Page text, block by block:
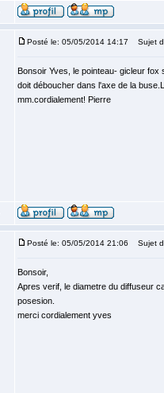
Posté le: 05/05/2014 14:17 Sujet
Bonsoir Yves, le pointeau- gicleur
doit déboucher dans l'axe de la
mm.cordialement! Pierre
Posté le: 05/05/2014 21:06 Sujet
Bonsoir,
Apres verif, le diametre du diffuseur
posesion.
merci cordialement yves